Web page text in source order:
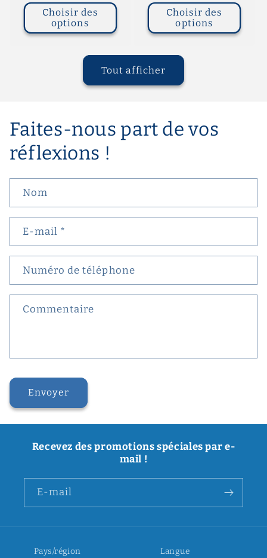
Choisir des
options
Choisir des
options
Tout afficher
Faites-nous part de vos
réflexions !
Nom
E-mail *
Numéro de téléphone
Commentaire
Envoyer
Recevez des promotions spéciales par e-
mail !
E-mail
Pays/région Langue